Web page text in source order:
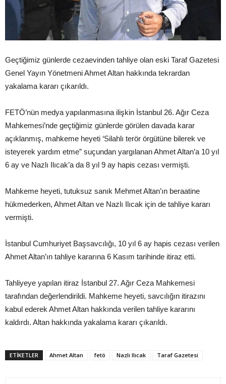
Geçtiğimiz günlerde cezaevinden tahliye olan eski Taraf Gazetesi
Genel Yayın Yönetmeni Ahmet Altan hakkında tekrardan
yakalama kararı çıkarıldı.
FETÖ’nün medya yapılanmasına ilişkin İstanbul 26. Ağır Ceza
Mahkemesi’nde geçtiğimiz günlerde görülen davada karar
açıklanmış, mahkeme heyeti ‘Silahlı terör örgütüne bilerek ve
isteyerek yardım etme” suçundan yargılanan Ahmet Altan’a 10 yıl
6 ay ve Nazlı Ilıcak’a da 8 yıl 9 ay hapis cezası vermişti.
Mahkeme heyeti, tutuksuz sanık Mehmet Altan’ın beraatine
hükmederken, Ahmet Altan ve Nazlı Ilıcak için de tahliye kararı
vermişti.
İstanbul Cumhuriyet Başsavcılığı, 10 yıl 6 ay hapis cezası verilen
Ahmet Altan’ın tahliye kararına 6 Kasım tarihinde itiraz etti.
Tahliyeye yapılan itiraz İstanbul 27. Ağır Ceza Mahkemesi
tarafından değerlendirildi. Mahkeme heyeti, savcılığın itirazını
kabul ederek Ahmet Altan hakkında verilen tahliye kararını
kaldırdı. Altan hakkında yakalama kararı çıkarıldı.
ETIKETLER Ahmet Altan fetö Nazlı Ilıcak Taraf Gazetesi